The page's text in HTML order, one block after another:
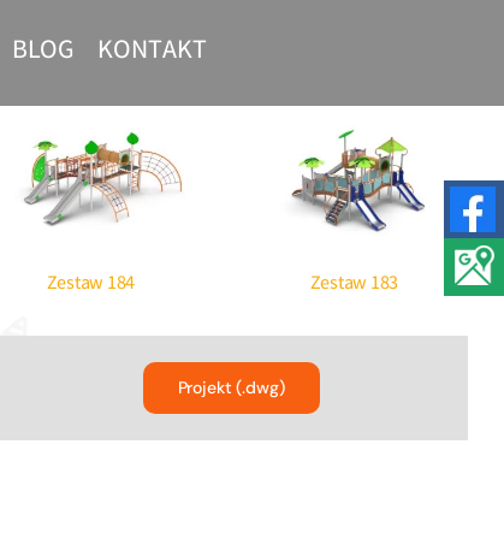
Street
Siłownie plenerowe –
profesjonalne urządzenia
BLOG KONTAKT
Zestaw 184 Zestaw 183
Projekt (.dwg)